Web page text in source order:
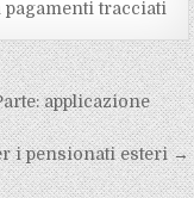
tracciati
applicazione
i pensionati esteri →